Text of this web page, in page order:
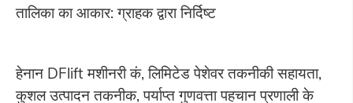
तालिका का आकार: ग्राहक द्वारा निर्दिष्ट
हेनान DFlift मशीनरी कं, लिमिटेड पेशेवर तकनीकी सहायता,
कुशल उत्पादन तकनीक, पर्याप्त गुणवत्ता पहचान प्रणाली के